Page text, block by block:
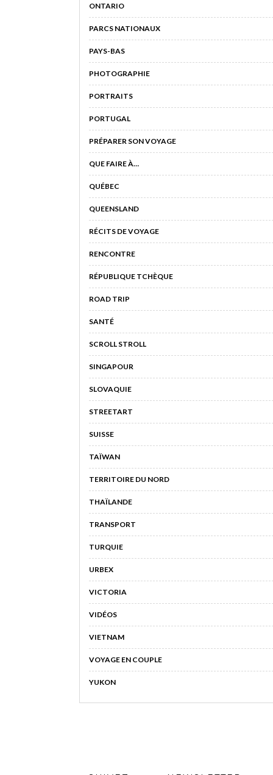
ONTARIO
PARCS NATIONAUX
PAYS-BAS
PHOTOGRAPHIE
PORTRAITS
PORTUGAL
PRÉPARER SON VOYAGE
QUE FAIRE À…
QUÉBEC
QUEENSLAND
RÉCITS DE VOYAGE
RENCONTRE
RÉPUBLIQUE TCHÈQUE
ROAD TRIP
SANTÉ
SCROLL STROLL
SINGAPOUR
SLOVAQUIE
STREETART
SUISSE
TAÏWAN
TERRITOIRE DU NORD
THAÏLANDE
TRANSPORT
TURQUIE
URBEX
VICTORIA
VIDÉOS
VIETNAM
VOYAGE EN COUPLE
YUKON